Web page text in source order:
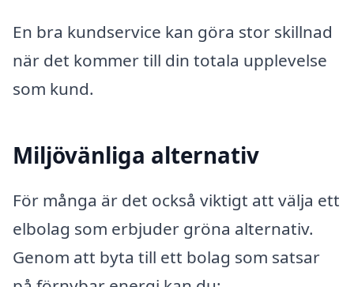
En bra kundservice kan göra stor skillnad
när det kommer till din totala upplevelse
som kund.
Miljövänliga alternativ
För många är det också viktigt att välja ett
elbolag som erbjuder gröna alternativ.
Genom att byta till ett bolag som satsar